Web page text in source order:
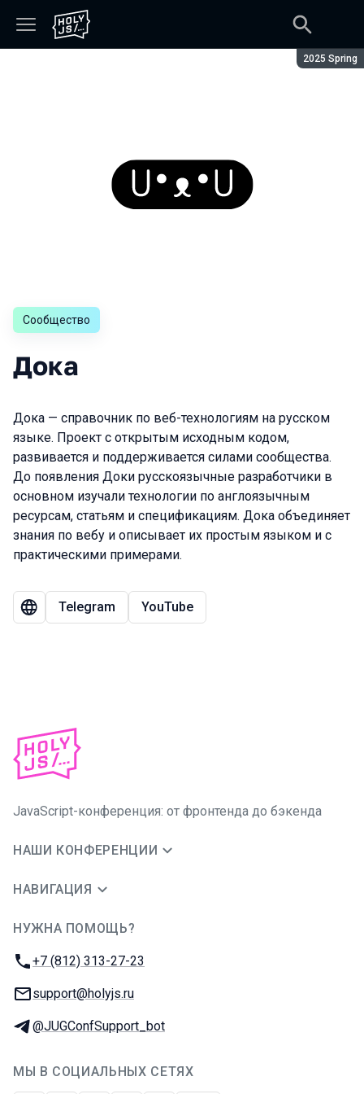
Сезон:
2025 Spring
Сообщество
Дока
Дока — справочник по веб-технологиям на русском
языке. Проект с открытым исходным кодом,
развивается и поддерживается силами сообщества.
До появления Доки русскоязычные разработчики в
основном изучали технологии по англоязычным
ресурсам, статьям и спецификациям. Дока объединяет
знания по вебу и описывает их простым языком и с
практическими примерами.
Telegram YouTube
JavaScript-конференция: от фронтенда до бэкенда
НАШИ КОНФЕРЕНЦИИ
НАВИГАЦИЯ
НУЖНА ПОМОЩЬ?
Телефон:
+7 (812) 313-27-23
E-mail:
support@holyjs.ru
Телеграм:
@JUGConfSupport_bot
МЫ В СОЦИАЛЬНЫХ СЕТЯХ